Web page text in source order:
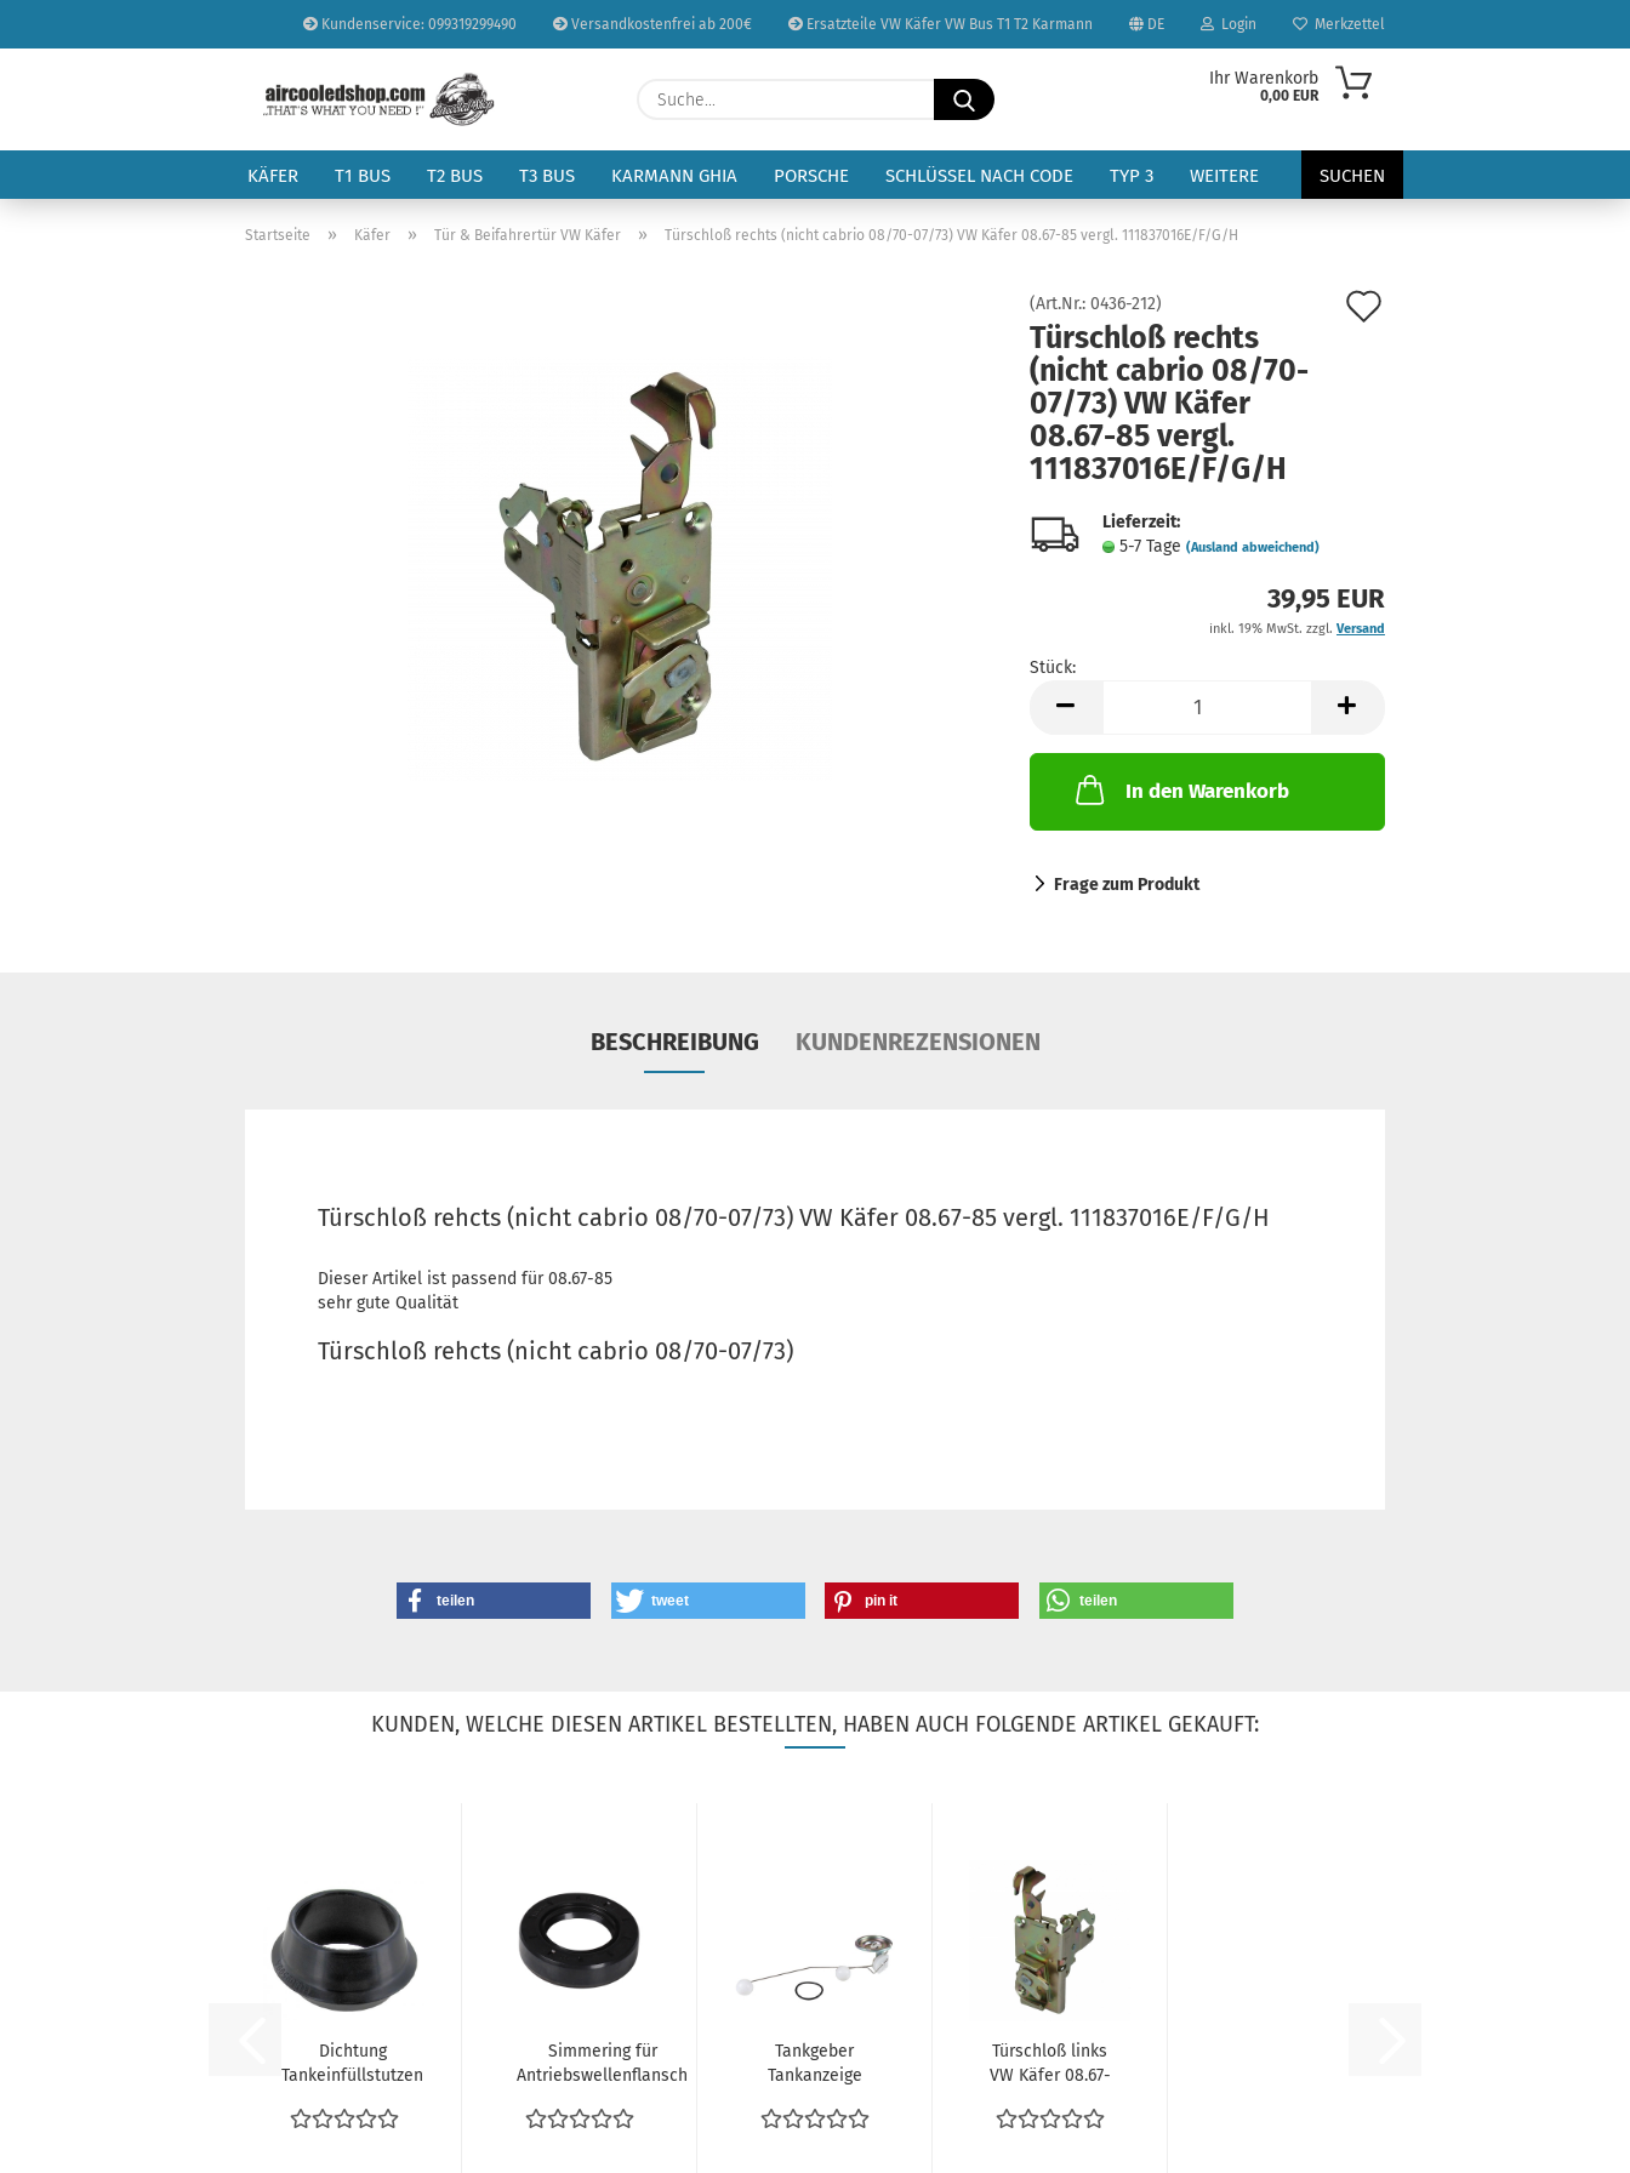
Kundenservice: 099319299490 Versandkostenfrei ab 200€ Ersatzteile VW Käfer VW Bus T1 T2 Karmann DE
Sprache auswählen
Lieferland
Login
Passwort
Konto erstellen
Passwort vergessen?
Merkzettel
Suche...
Ihr Warenkorb
0,00 EUR
KÄFER T1 BUS T2 BUS T3 BUS KARMANN GHIA PORSCHE SCHLÜSSEL NACH CODE TYP 3 SUCHEN
WEITERE
Startseite » Käfer » Tür & Beifahrertür VW Käfer » Türschloß rechts (nicht cabrio 08/70-07/73) VW Käfer 08.67-85 vergl. 111837016E/F/G/H
(Art.Nr.: 0436-212)
Türschloß rechts
(nicht cabrio 08/70-
07/73) VW Käfer
08.67-85 vergl.
111837016E/F/G/H
Lieferzeit:
5-7 Tage (Ausland abweichend)
39,95 EUR
inkl. 19% MwSt. zzgl. Versand
Stück:
Stück
In den Warenkorb
Frage zum Produkt
BESCHREIBUNG KUNDENREZENSIONEN
Türschloß rehcts (nicht cabrio 08/70-07/73) VW Käfer 08.67-85 vergl. 111837016E/F/G/H
Dieser Artikel ist passend für 08.67-85
sehr gute Qualität
Türschloß rehcts (nicht cabrio 08/70-07/73)
teilen tweet pin it teilen
KUNDEN, WELCHE DIESEN ARTIKEL BESTELLTEN, HABEN AUCH FOLGENDE ARTIKEL GEKAUFT:
Dichtung
Tankeinfüllstutzen
Abdichtung...
Simmering für
Antriebswellenflansch
60x36x15...
Tankgeber
Tankanzeige
Benzintank VW
Türschloß links
VW Käfer 08.67-
1303 vergl....